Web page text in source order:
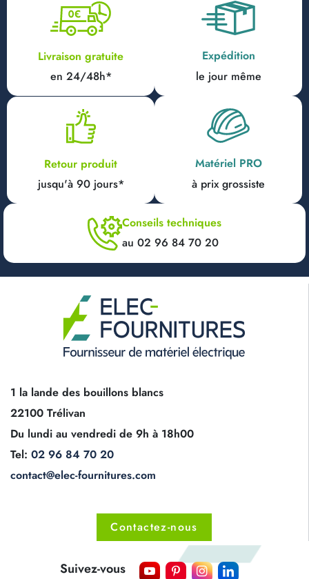
Livraison gratuite
en 24/48h*
Expédition
le jour même
Retour produit
jusqu'à 90 jours*
Matériel PRO
à prix grossiste
Conseils techniques
au 02 96 84 70 20
1 la lande des bouillons blancs
22100 Trélivan
Du lundi au vendredi de 9h à 18h00
Tel: 02 96 84 70 20
contact@elec-fournitures.com
Contactez-nous
Suivez-vous